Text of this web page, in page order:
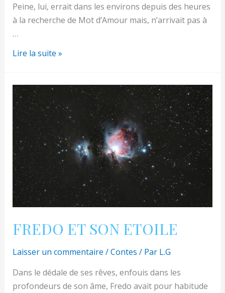
Peine, lui, errait dans les environs depuis des heures
à la recherche de Mot d’Amour mais, n’arrivait pas à
…
La
mots
Lire la suite »
FREDO ET SON ETOILE
Laisser un commentaire /Contes / Par L.G
Dans le dédale de ses rêves, enfouis dans les
profondeurs de son âme, Fredo avait pour habitude